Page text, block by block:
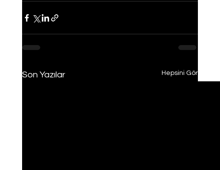
Son Yazılar Hepsini Gör